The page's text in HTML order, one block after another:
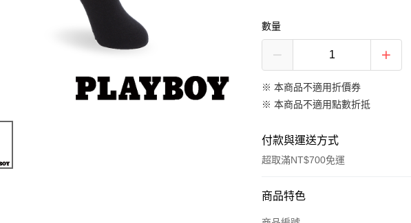
數量
※ 本商品不適用折價券
※ 本商品不適用點數折抵
付款與運送方式
超取滿NT$700免運
付款方式
信用卡一次付款
商品特色